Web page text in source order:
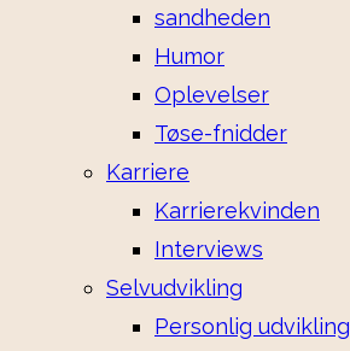
sandheden
Humor
Oplevelser
Tøse-fnidder
Karriere
Karrierekvinden
Interviews
Selvudvikling
Personlig udvikling